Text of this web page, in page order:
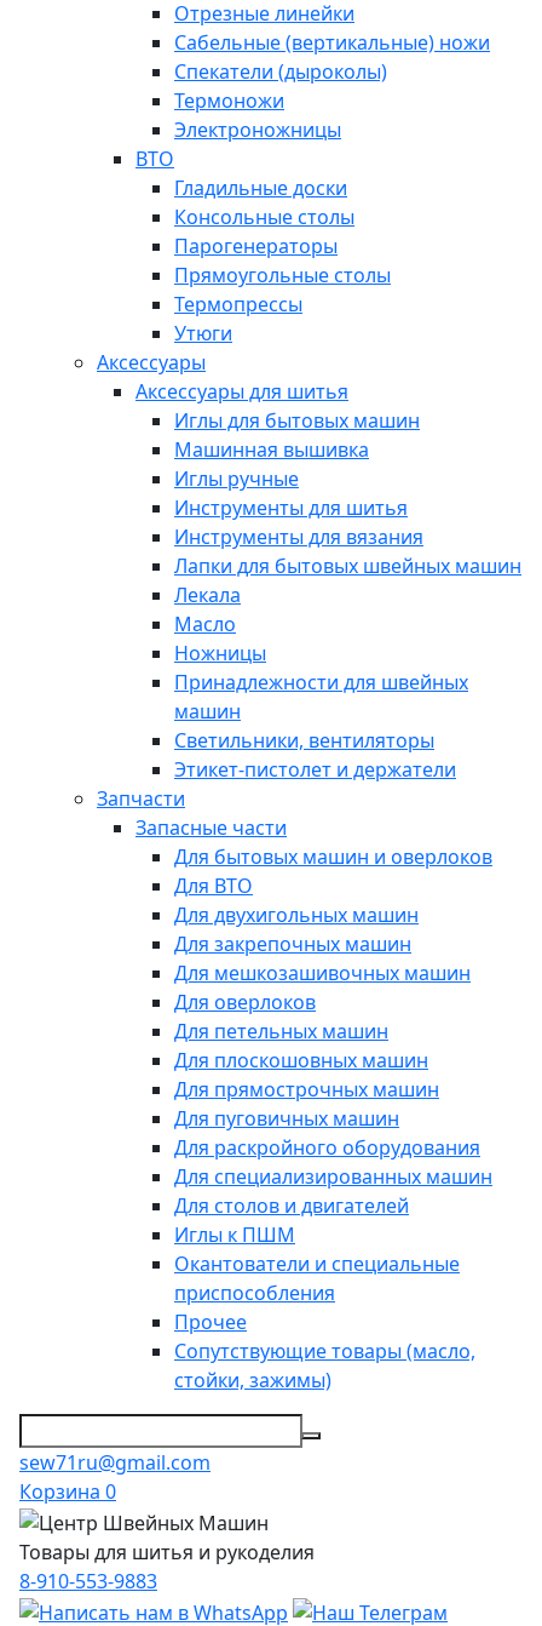
Отрезные линейки
Сабельные (вертикальные) ножи
Спекатели (дыроколы)
Термоножи
Электроножницы
ВТО
Гладильные доски
Консольные столы
Парогенераторы
Прямоугольные столы
Термопрессы
Утюги
Аксессуары
Аксессуары для шитья
Иглы для бытовых машин
Машинная вышивка
Иглы ручные
Инструменты для шитья
Инструменты для вязания
Лапки для бытовых швейных машин
Лекала
Масло
Ножницы
Принадлежности для швейных
машин
Светильники, вентиляторы
Этикет-пистолет и держатели
Запчасти
Запасные части
Для бытовых машин и оверлоков
Для ВТО
Для двухигольных машин
Для закрепочных машин
Для мешкозашивочных машин
Для оверлоков
Для петельных машин
Для плоскошовных машин
Для прямострочных машин
Для пуговичных машин
Для раскройного оборудования
Для специализированных машин
Для столов и двигателей
Иглы к ПШМ
Окантователи и специальные
приспособления
Прочее
Сопутствующие товары (масло,
стойки, зажимы)
sew71ru@gmail.com
Корзина 0
Товары для шитья и рукоделия
8-910-553-9883